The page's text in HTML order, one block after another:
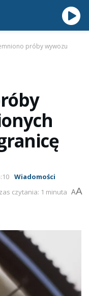
próby wywozu
Wiadomości
czytania: 1 minuta AA